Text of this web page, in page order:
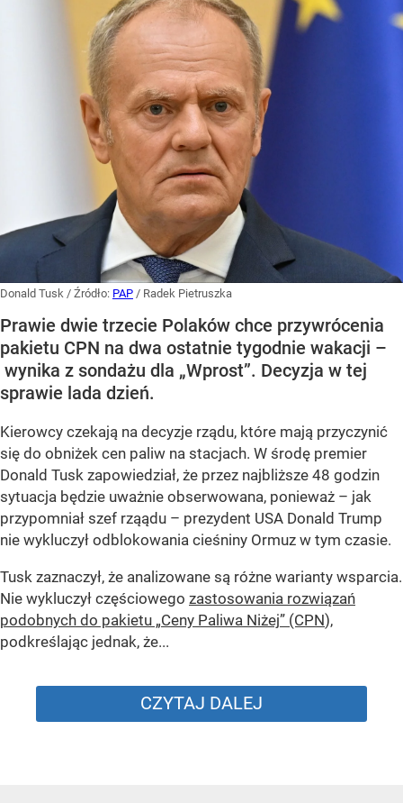
Donald Tusk / Źródło: PAP / Radek Pietruszka
Prawie dwie trzecie Polaków chce przywrócenia
pakietu CPN na dwa ostatnie tygodnie wakacji –
wynika z sondażu dla „Wprost”. Decyzja w tej
sprawie lada dzień.
Kierowcy czekają na decyzje rządu, które mają przyczynić
się do obniżek cen paliw na stacjach. W środę premier
Donald Tusk zapowiedział, że przez najbliższe 48 godzin
sytuacja będzie uważnie obserwowana, ponieważ – jak
przypomniał szef rząądu – prezydent USA Donald Trump
nie wykluczył odblokowania cieśniny Ormuz w tym czasie.
Tusk zaznaczył, że analizowane są różne warianty wsparcia.
Nie wykluczył częściowego zastosowania rozwiązań
podobnych do pakietu „Ceny Paliwa Niżej” (CPN),
podkreślając jednak, że...
CZYTAJ DALEJ